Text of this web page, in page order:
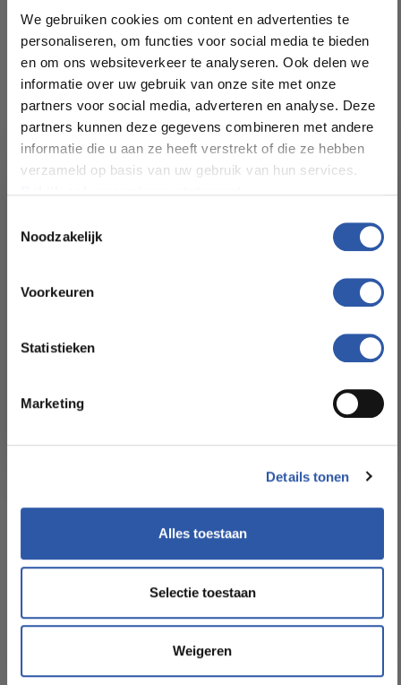
We gebruiken cookies om content en advertenties te
personaliseren, om functies voor social media te bieden
en om ons websiteverkeer te analyseren. Ook delen we
informatie over uw gebruik van onze site met onze
partners voor social media, adverteren en analyse. Deze
partners kunnen deze gegevens combineren met andere
informatie die u aan ze heeft verstrekt of die ze hebben
verzameld op basis van uw gebruik van hun services.
Noodzakelijk
Voorkeuren
Statistieken
Marketing
Details tonen
Alles toestaan
Selectie toestaan
Weigeren
@budgetfloorstore
@budgetfloorstore01
betaalbare prijzen. Profiteer van een zorgeloze installatie